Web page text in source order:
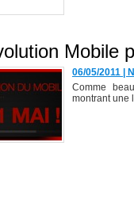
Mobile
06/05/2011
Comme
montrant une